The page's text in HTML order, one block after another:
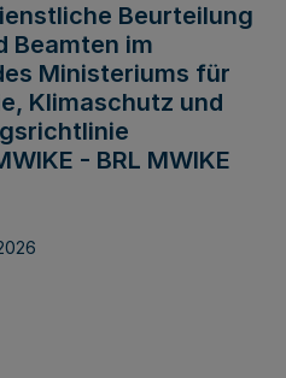
Beurteilung
Beamten im
Ministeriums für
Klimaschutz und
- BRL MWIKE